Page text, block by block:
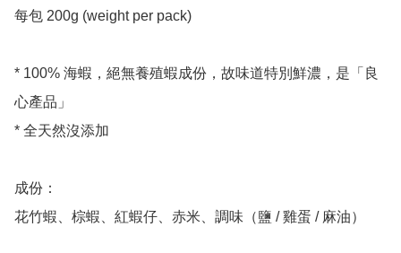
每包 200g (weight per pack)
* 100% 海蝦，絕無養殖蝦成份，故味道特別鮮濃，是「良
心產品」
* 全天然沒添加
成份：
花竹蝦、棕蝦、紅蝦仔、赤米、調味（鹽 / 雞蛋 / 麻油）